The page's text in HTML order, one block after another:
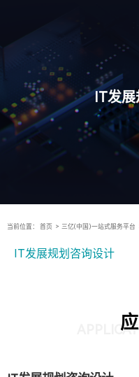
IT发展
当前位置： 首页 > 三亿(中国)一站式服务平台
IT发展规划咨询设计